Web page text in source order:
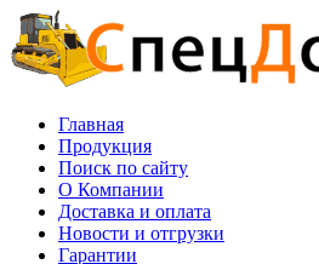
Перейти
к
основному
содержанию
Основная
навигация
Главная
Продукция
Поиск по сайту
O Компании
Доставка и оплата
Новости и отгрузки
Гарантии